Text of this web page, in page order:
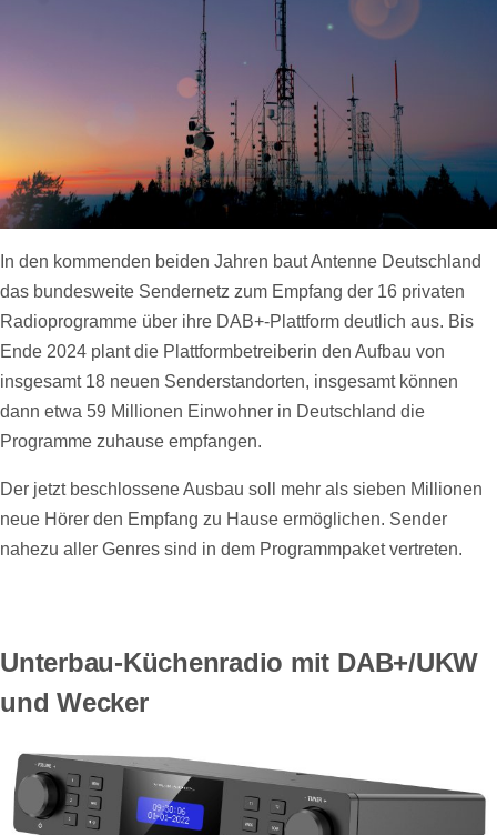
In den kommenden beiden Jahren baut Antenne Deutschland
das bundesweite Sendernetz zum Empfang der 16 privaten
Radioprogramme über ihre DAB+-Plattform deutlich aus. Bis
Ende 2024 plant die Plattformbetreiberin den Aufbau von
insgesamt 18 neuen Senderstandorten, insgesamt können
dann etwa 59 Millionen Einwohner in Deutschland die
Programme zuhause empfangen.
Der jetzt beschlossene Ausbau soll mehr als sieben Millionen
neue Hörer den Empfang zu Hause ermöglichen. Sender
nahezu aller Genres sind in dem Programmpaket vertreten.
Unterbau-Küchenradio mit DAB+/UKW
und Wecker